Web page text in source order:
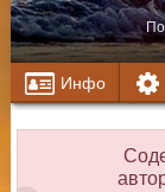
Инфо